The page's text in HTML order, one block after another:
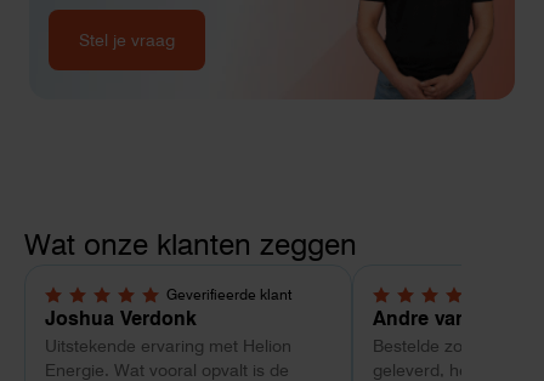
Stel je vraag
Wat onze klanten zeggen
Geverifieerde klant
5,0 van 5 sterren
Joshua Verdonk
Uitstekende ervaring met Helion
Energie. Wat vooral opvalt is de
4 van 5 sterren
Andre van
Bestelde
geleverd, heeft wel